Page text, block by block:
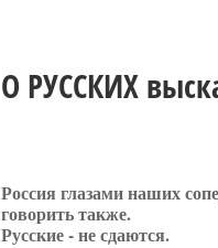
О РУССКИХ
Россия глазами наших
говорить также.
Русские - не сдаются.